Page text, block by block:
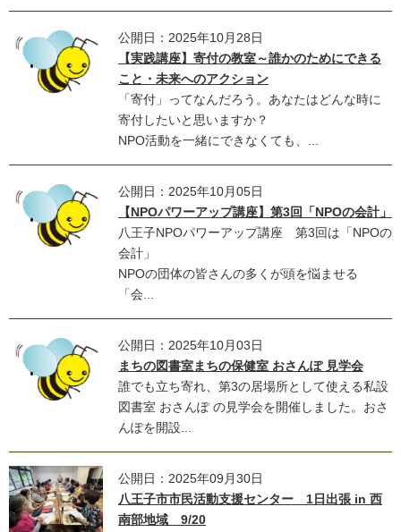
公開日：2025年10月28日
【実践講座】寄付の教室～誰かのためにできる
こと・未来へのアクション
「寄付」ってなんだろう。あなたはどんな時に
寄付したいと思いますか？
NPO活動を一緒にできなくても、...
公開日：2025年10月05日
【NPOパワーアップ講座】第3回「NPOの会計」
八王子NPOパワーアップ講座 第3回は「NPOの
会計」
NPOの団体の皆さんの多くが頭を悩ませる
「会...
公開日：2025年10月03日
まちの図書室まちの保健室 おさんぽ 見学会
誰でも立ち寄れ、第3の居場所として使える私設
図書室 おさんぽ の見学会を開催しました。おさ
んぽを開設...
公開日：2025年09月30日
八王子市市民活動支援センター 1日出張 in 西
南部地域 9/20